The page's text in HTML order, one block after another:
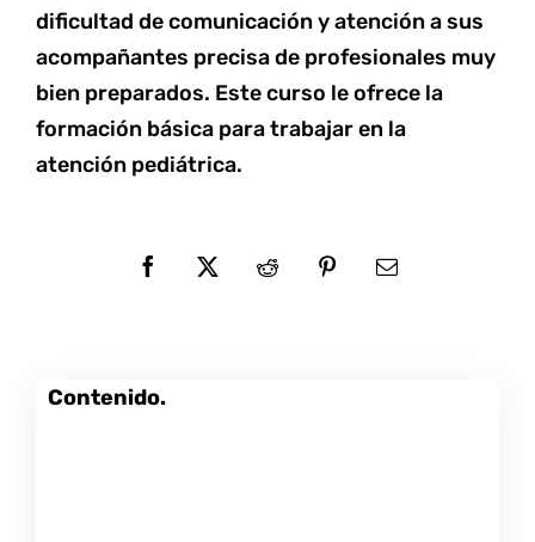
dificultad de comunicación y atención a sus
acompañantes precisa de profesionales muy
bien preparados. Este curso le ofrece la
formación básica para trabajar en la
atención pediátrica.
Contenido.